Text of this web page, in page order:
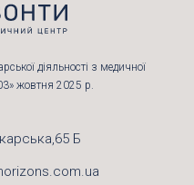
діяльності з медичної
жовтня 2025 р.
Б